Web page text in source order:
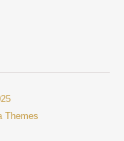
Themes